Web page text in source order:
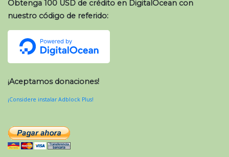
Obtenga 100 USD de crédito en DigitalOcean con
nuestro código de referido:
¡Aceptamos donaciones!
¡Considere instalar Adblock Plus!